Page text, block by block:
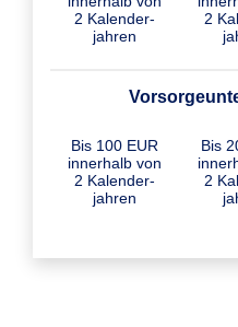
2 Kalender­
jahren
2
Bis 100 EUR
inner­halb von
2 Kalender­
jahren
Bis
2